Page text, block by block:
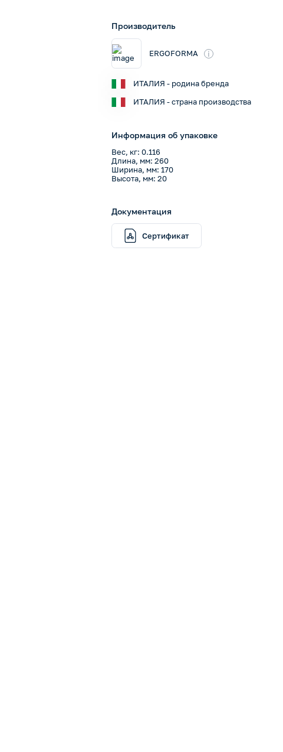
Производитель
ERGOFORMA i
ИТАЛИЯ - родина бренда
ИТАЛИЯ - страна производства
Информация об упаковке
Вес, кг: 0.116
Длина, мм: 260
Ширина, мм: 170
Высота, мм: 20
Документация
Сертификат